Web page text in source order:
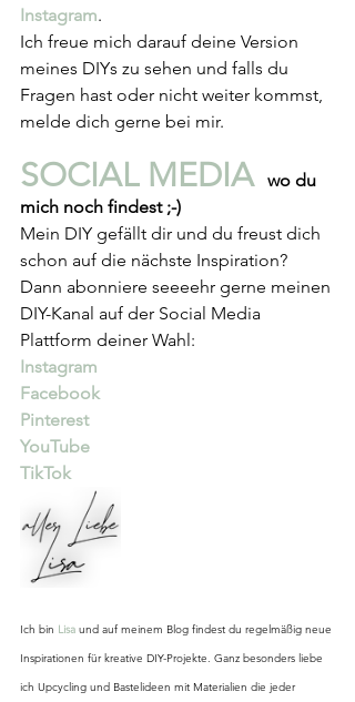
Instagram.
Ich freue mich darauf deine Version
meines DIYs zu sehen und falls du
Fragen hast oder nicht weiter kommst,
melde dich gerne bei mir.
SOCIAL MEDIA wo du
mich noch findest ;-)
Mein DIY gefällt dir und du freust dich
schon auf die nächste Inspiration?
Dann abonniere seeeehr gerne meinen
DIY-Kanal auf der Social Media
Plattform deiner Wahl:
Instagram
Facebook
Pinterest
YouTube
TikTok
Ich bin Lisa und auf meinem Blog findest du regelmäßig neue
Inspirationen für kreative DIY-Projekte. Ganz besonders liebe
ich Upcycling und Bastelideen mit Materialien die jeder